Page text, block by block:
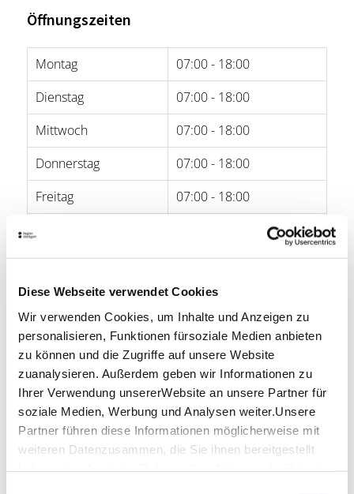
Diese Webseite verwendet Cookies
Wir verwenden Cookies, um Inhalte und Anzeigen zu
personalisieren, Funktionen fürsoziale Medien anbieten
zu können und die Zugriffe auf unsere Website
zuanalysieren. Außerdem geben wir Informationen zu
Ihrer Verwendung unsererWebsite an unsere Partner für
soziale Medien, Werbung und Analysen weiter.Unsere
Partner führen diese Informationen möglicherweise mit
weiteren Datenzusammen, die Sie ihnen bereitgestellt
Öffnungszeiten
Montag
07:00 - 18:00
Dienstag
07:00 - 18:00
Mittwoch
07:00 - 18:00
Donnerstag
07:00 - 18:00
Freitag
07:00 - 18:00
Sonntag
-
Lage & Kontakt
Café Nast
Esslinger Str. 40
70182 Stuttgart
Telefon:0711/23 89 70
Website:cafenast.com